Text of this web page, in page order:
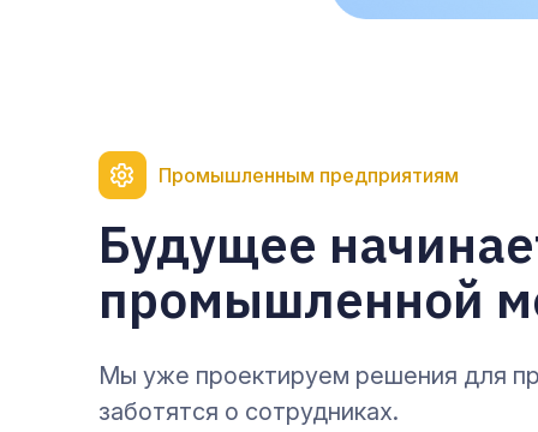
Промышленным предприятиям
Будущее
промышленной
Мы уже проектируем решения для
заботятся о сотрудниках.